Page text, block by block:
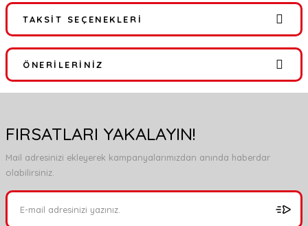
Bu ürüne ilk yorumu siz yapın!
TAKSIT SEÇENEKLERI
ÖNERILERINIZ
tarafımıza iletebilirsiniz.
Görüş ve önerileriniz için teşekkür ederiz.
Ürün resmi kalitesiz, bozuk veya görüntülenemiyor.
Ürün bilgilerinde hatalar bulunuyor.
FIRSATLARI YAKALAYIN!
Mail adresinizi ekleyerek kampanyalarımızdan anında haberdar
olabilirsiniz.